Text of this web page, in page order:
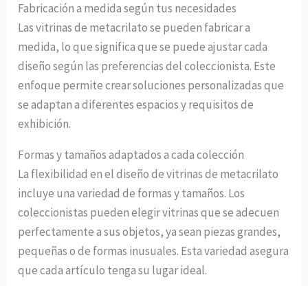
Fabricación a medida según tus necesidades
Las vitrinas de metacrilato se pueden fabricar a
medida, lo que significa que se puede ajustar cada
diseño según las preferencias del coleccionista. Este
enfoque permite crear soluciones personalizadas que
se adaptan a diferentes espacios y requisitos de
exhibición.
Formas y tamaños adaptados a cada colección
La flexibilidad en el diseño de vitrinas de metacrilato
incluye una variedad de formas y tamaños. Los
coleccionistas pueden elegir vitrinas que se adecuen
perfectamente a sus objetos, ya sean piezas grandes,
pequeñas o de formas inusuales. Esta variedad asegura
que cada artículo tenga su lugar ideal.